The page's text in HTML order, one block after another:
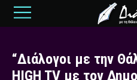
“Διάλογοι με την
HIGH TV με τον